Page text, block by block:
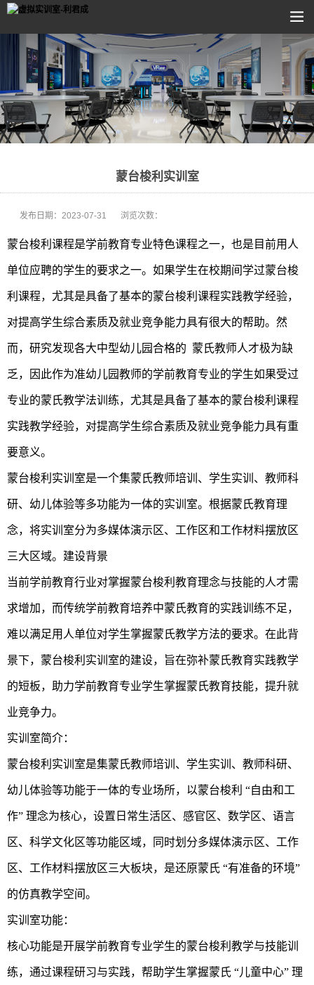
蒙台梭利实训室
发布日期： 2023-07-31 浏览次数：
蒙台梭利课程是学前教育专业特色课程之一，也是目前用人
单位应聘的学生的要求之一。如果学生在校期间学过蒙台梭
利课程，尤其是具备了基本的蒙台梭利课程实践教学经验，
对提高学生综合素质及就业竞争能力具有很大的帮助。然
而，研究发现各大中型幼儿园合格的 蒙氏教师人才极为缺
乏，因此作为准幼儿园教师的学前教育专业的学生如果受过
专业的蒙氏教学法训练，尤其是具备了基本的蒙台梭利课程
实践教学经验，对提高学生综合素质及就业竞争能力具有重
要意义。
蒙台梭利实训室是一个集蒙氏教师培训、学生实训、教师科
研、幼儿体验等多功能为一体的实训室。根据蒙氏教育理
念，将实训室分为多媒体演示区、工作区和工作材料摆放区
三大区域。 建设背景
当前学前教育行业对掌握蒙台梭利教育理念与技能的人才需
求增加，而传统学前教育培养中蒙氏教育的实践训练不足，
难以满足用人单位对学生掌握蒙氏教学方法的要求。在此背
景下，蒙台梭利实训室的建设，旨在弥补蒙氏教育实践教学
的短板，助力学前教育专业学生掌握蒙氏教育技能，提升就
业竞争力。
实训室简介：
蒙台梭利实训室是集蒙氏教师培训、学生实训、教师科研、
幼儿体验等功能于一体的专业场所，以蒙台梭利 “自由和工
作” 理念为核心，设置日常生活区、感官区、数学区、语言
区、科学文化区等功能区域，同时划分多媒体演示区、工作
区、工作材料摆放区三大板块，是还原蒙氏 “有准备的环境”
的仿真教学空间。
实训室功能：
核心功能是开展学前教育专业学生的蒙台梭利教学与技能训
练，通过课程研习与实践，帮助学生掌握蒙氏 “儿童中心” 理